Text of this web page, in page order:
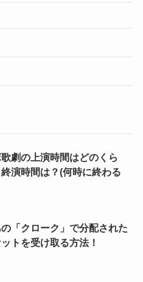
劇の上演時間はどのくら
演時間は？(何時に終わる
「クローク」で分配された
トを受け取る方法！